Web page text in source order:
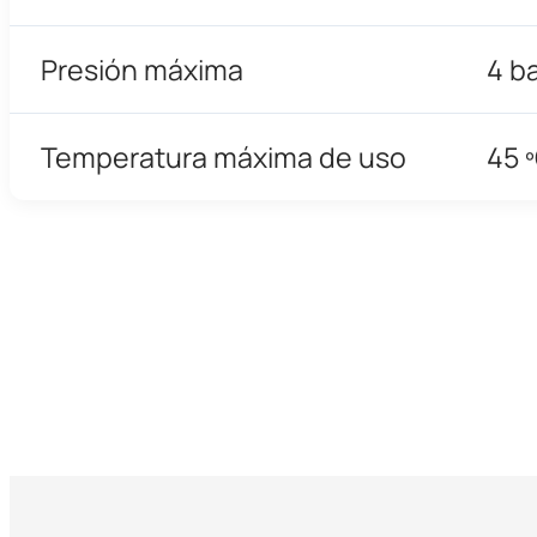
Presión máxima 4
Temperatura máxima de uso 45